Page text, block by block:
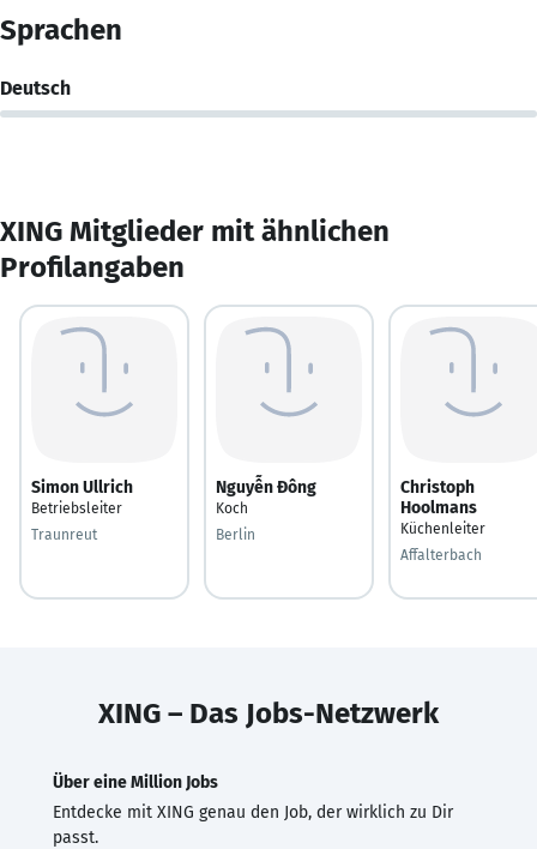
Sprachen
Deutsch
XING Mitglieder mit ähnlichen
Profilangaben
Simon Ullrich
Betriebsleiter
Traunreut
Nguyễn Đông
Koch
Berlin
Christoph
Hoolmans
Küchenleiter
Affalterbach
XING – Das Jobs-Netzwerk
Über eine Million Jobs
Entdecke mit XING genau den Job, der wirklich zu Dir
passt.